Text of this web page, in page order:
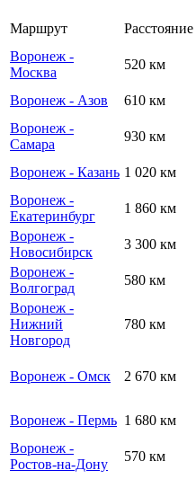
Маршрут Расстояние
Воронеж -
Москва
520 км
Воронеж - Азов
610 км
Воронеж -
Самара
930 км
Воронеж - Казань 1 020 км
Воронеж -
Екатеринбург
1 860 км
Воронеж -
Новосибирск
3 300 км
Воронеж -
Волгоград
580 км
Воронеж -
Нижний
Новгород
780 км
Воронеж - Омск 2 670 км
Воронеж - Пермь 1 680 км
Воронеж -
Ростов-на-Дону
570 км